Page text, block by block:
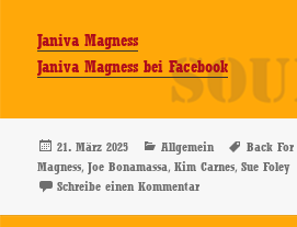
Janiva Magness
Janiva Magness bei Facebook
Veröffentlicht
am
21. März 2025 Kategorien
Allgemein Back For
Magness,Joe Bonamassa,Kim Carnes,Sue Foley
Schreibe einen Kommentarzu Janiva